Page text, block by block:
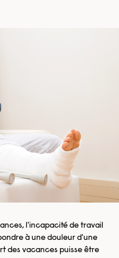
l'incapacité de travail
à une douleur d'une
des vacances puisse être